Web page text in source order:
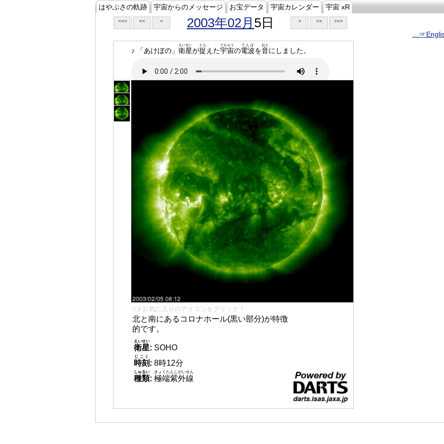
はやぶさの軌跡 宇宙からのメッセージ お宝データ 宇宙カレンダー 宇宙 xR
<<< << < 2003年02月 5日 > >> >>>
♪ 「あけぼの」 衛星
えいせい
が捉
とら
えた宇宙
うちゅう
の電波
でんぱ
を音
おと
にしました。
👈 お気に入りのアイコンをクリック！
北と南にあるコロナホール(黒い部分)が特徴
的です。
衛星
えいせい
: SOHO
時刻
じこく
: 8時12分
種類
しゅるい
: 極端紫外線
きょくたんしがいせん